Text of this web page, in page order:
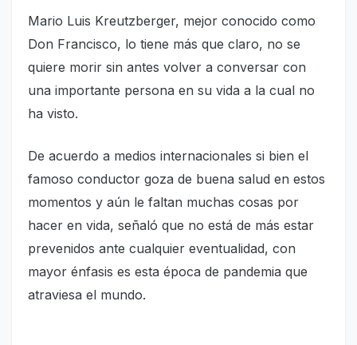
Mario Luis Kreutzberger, mejor conocido como
Don Francisco, lo tiene más que claro, no se
quiere morir sin antes volver a conversar con
una importante persona en su vida a la cual no
ha visto.
De acuerdo a medios internacionales si bien el
famoso conductor goza de buena salud en estos
momentos y aún le faltan muchas cosas por
hacer en vida, señaló que no está de más estar
prevenidos ante cualquier eventualidad, con
mayor énfasis es esta época de pandemia que
atraviesa el mundo.